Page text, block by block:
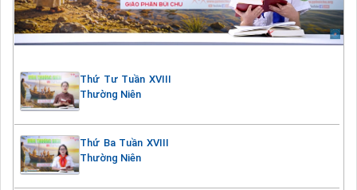
Thứ Tư Tuần XVIII
Thường Niên
Thứ Ba Tuần XVIII
Thường Niên